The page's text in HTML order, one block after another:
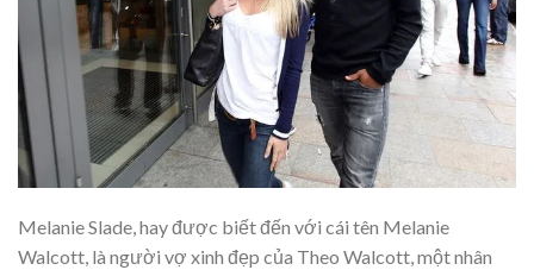
Melanie Slade, hay được biết đến với cái tên Melanie
Walcott, là người vợ xinh đẹp của Theo Walcott, một nhân